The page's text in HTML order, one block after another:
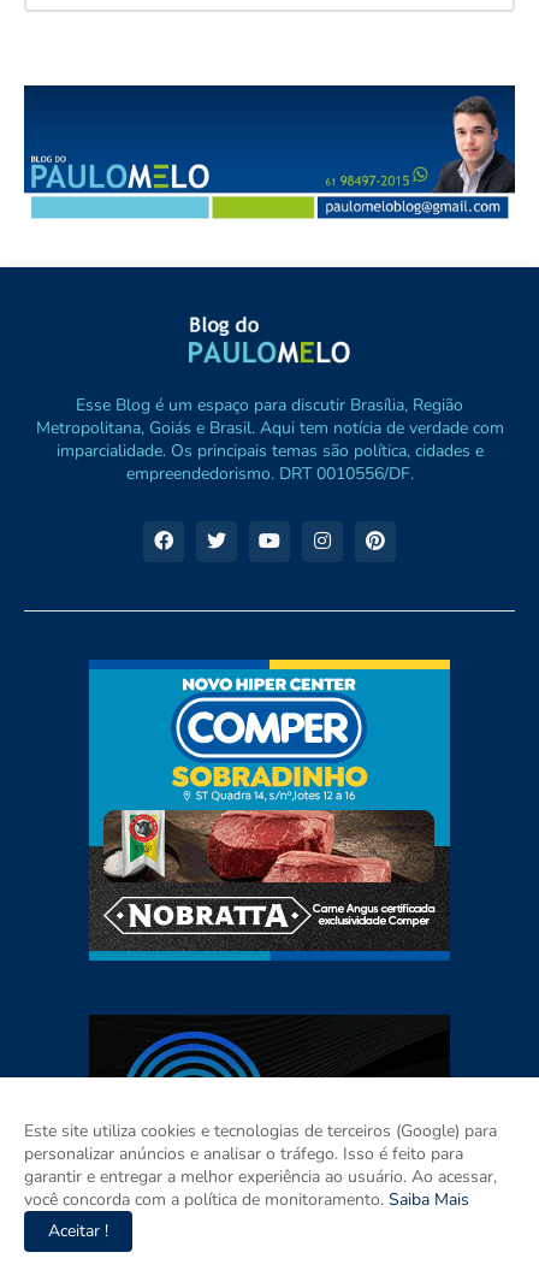
Esse Blog é um espaço para discutir Brasília, Região
Metropolitana, Goiás e Brasil. Aqui tem notícia de verdade com
imparcialidade. Os principais temas são política, cidades e
empreendedorismo. DRT 0010556/DF.
Este site utiliza cookies e tecnologias de terceiros (Google) para
personalizar anúncios e analisar o tráfego. Isso é feito para
garantir e entregar a melhor experiência ao usuário. Ao acessar,
você concorda com a política de monitoramento. Saiba Mais
Aceitar !